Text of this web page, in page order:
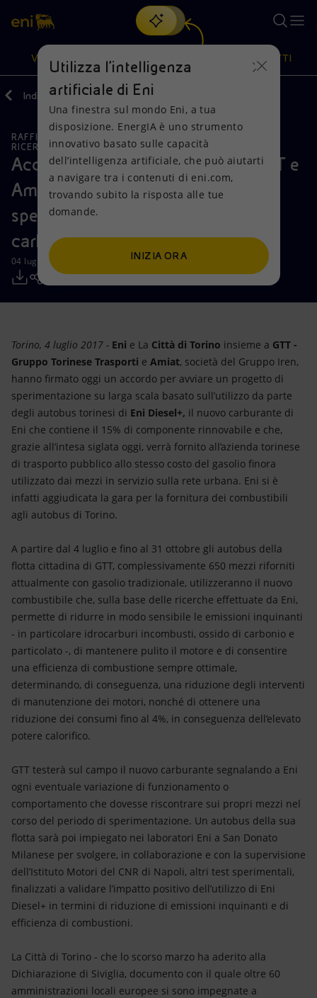
Cerca
scopri EnergIA, la nostra nuova soluzione di intelligenza
artificiale.
VISIONE
Visione
Mission e valori
Persone e Partnership
Net Zero
Modello satellitare
Innovazione
Scenari energetici
Azioni
Diversificazione energetica
Tecnologie per la transizione
Collaborazioni per l'innovazione
Attività nel mondo
PRODOTTI
Prodotti
Imprese
Mobilità
Indietro Media Comunicati Stampa
RAFFINAZIONE E BIORAFFINAZIONE
RICERCA, SVILUPPO E TECNOLOGIA SOSTENIBILITÀ
Accordo tra Eni, Città di Torino, GTT e
Amiat: gli autobus torinesi
sperimenteranno un nuovo
carburante ecologico
04 luglio 2017 - 13:00 CEST
Torino, 4 luglio 2017 - Eni e La Città di Torino insieme a GTT -
Gruppo Torinese Trasporti e Amiat, società del Gruppo Iren,
hanno firmato oggi un accordo per avviare un progetto di
sperimentazione su larga scala basato sull’utilizzo da parte
degli autobus torinesi di Eni Diesel+, il nuovo carburante di
Eni che contiene il 15% di componente rinnovabile e che,
grazie all’intesa siglata oggi, verrà fornito all’azienda torinese
di trasporto pubblico allo stesso costo del gasolio finora
utilizzato dai mezzi in servizio sulla rete urbana. Eni si è
infatti aggiudicata la gara per la fornitura dei combustibili
agli autobus di Torino.
A partire dal 4 luglio e fino al 31 ottobre gli autobus della
flotta cittadina di GTT, complessivamente 650 mezzi riforniti
attualmente con gasolio tradizionale, utilizzeranno il nuovo
combustibile che, sulla base delle ricerche effettuate da Eni,
permette di ridurre in modo sensibile le emissioni inquinanti
- in particolare idrocarburi incombusti, ossido di carbonio e
particolato -, di mantenere pulito il motore e di consentire
una efficienza di combustione sempre ottimale,
determinando, di conseguenza, una riduzione degli interventi
di manutenzione dei motori, nonché di ottenere una
riduzione dei consumi fino al 4%, in conseguenza dell’elevato
potere calorifico.
GTT testerà sul campo il nuovo carburante segnalando a Eni
ogni eventuale variazione di funzionamento o
comportamento che dovesse riscontrare sui propri mezzi nel
corso del periodo di sperimentazione. Un autobus della sua
flotta sarà poi impiegato nei laboratori Eni a San Donato
Milanese per svolgere, in collaborazione e con la supervisione
dell’Istituto Motori del CNR di Napoli, altri test sperimentali,
finalizzati a validare l’impatto positivo dell’utilizzo di Eni
Diesel+ in termini di riduzione di emissioni inquinanti e di
efficienza di combustioni.
La Città di Torino - che lo scorso marzo ha aderito alla
Dichiarazione di Siviglia, documento con il quale oltre 60
amministrazioni locali europee si sono impegnate a
Utilizza l'intelligenza
artificiale di Eni
Una finestra sul mondo Eni, a tua
disposizione. EnergIA è uno strumento
innovativo basato sulle capacità
dell’intelligenza artificiale, che può aiutarti
a navigare tra i contenuti di eni.com,
trovando subito la risposta alle tue
domande.
INIZIA ORA